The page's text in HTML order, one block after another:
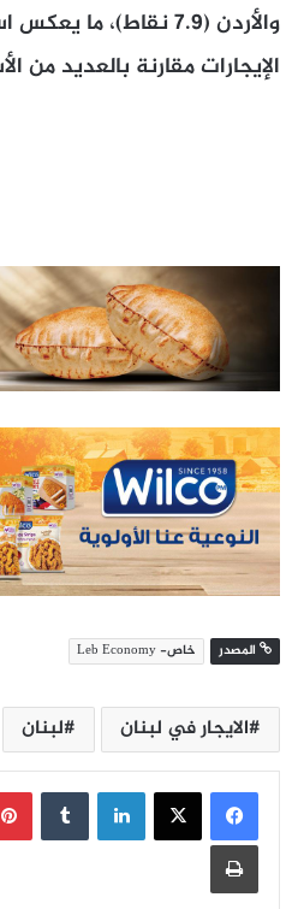
والأردن (7.9 نقاط)، ما
الإيجارات مقارنة بالعديد من
المصدر خاص- Leb Economy
الايجار في لبنان لبنان
لينكدإن
طباعة